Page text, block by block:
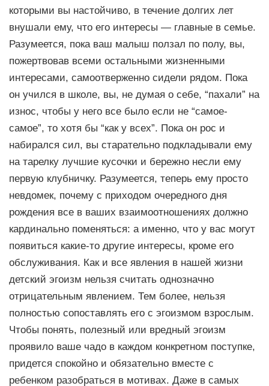
которыми вы настойчиво, в течение долгих лет
внушали ему, что его интересы — главные в семье.
Разумеется, пока ваш малыш ползал по полу, вы,
пожертвовав всеми остальными жизненными
интересами, самоотверженно сидели рядом. Пока
он учился в школе, вы, не думая о себе, “пахали” на
износ, чтобы у него все было если не “самое-
самое”, то хотя бы “как у всех”. Пока он рос и
набирался сил, вы старательно подкладывали ему
на тарелку лучшие кусочки и бережно несли ему
первую клубничку. Разумеется, теперь ему просто
невдомек, почему с приходом очередного дня
рождения все в ваших взаимоотношениях должно
кардинально поменяться: а именно, что у вас могут
появиться какие-то другие интересы, кроме его
обслуживания. Как и все явления в нашей жизни
детский эгоизм нельзя считать однозначно
отрицательным явлением. Тем более, нельзя
полностью сопоставлять его с эгоизмом взрослым.
Чтобы понять, полезный или вредный эгоизм
проявило ваше чадо в каждом конкретном поступке,
придется спокойно и обязательно вместе с
ребенком разобраться в мотивах. Даже в самых